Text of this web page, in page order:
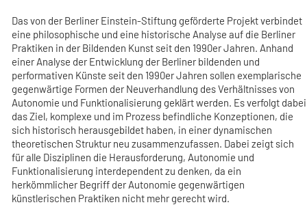
Das von der Berliner Einstein-Stiftung geförderte Projekt verbindet
eine philosophische und eine historische Analyse auf die Berliner
Praktiken in der Bildenden Kunst seit den 1990er Jahren. Anhand
einer Analyse der Entwicklung der Berliner bildenden und
performativen Künste seit den 1990er Jahren sollen exemplarische
gegenwärtige Formen der Neuverhandlung des Verhältnisses von
Autonomie und Funktionalisierung geklärt werden. Es verfolgt dabei
das Ziel, komplexe und im Prozess befindliche Konzeptionen, die
sich historisch herausgebildet haben, in einer dynamischen
theoretischen Struktur neu zusammenzufassen. Dabei zeigt sich
für alle Disziplinen die Herausforderung, Autonomie und
Funktionalisierung interdependent zu denken, da ein
herkömmlicher Begriff der Autonomie gegenwärtigen
künstlerischen Praktiken nicht mehr gerecht wird.